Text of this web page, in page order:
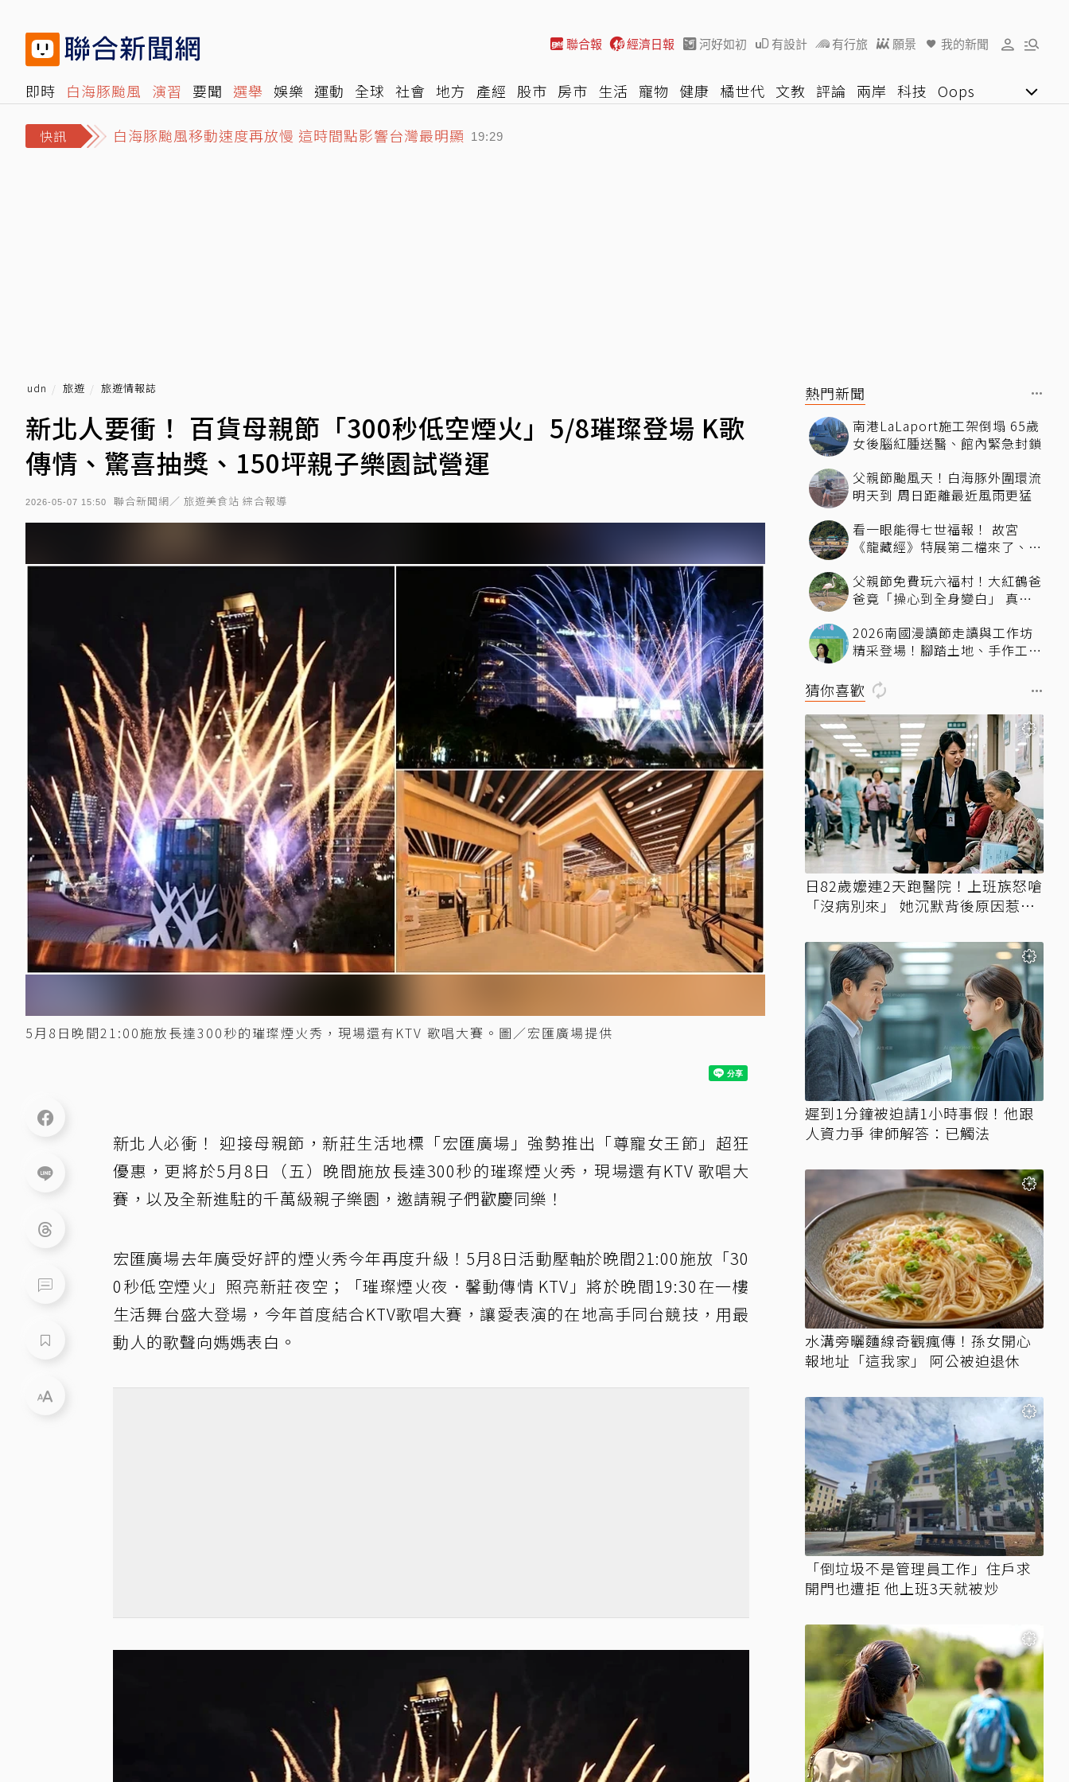
聯合報 經濟日報 河好如初 有設計 有行旅 願景 我的新聞
即時 白海豚颱風 演習 要聞 選舉 娛樂 運動 全球 社會 地方 產經 股市 房市 生活 寵物 健康 橘世代 文教 評論 兩岸 科技 Oops
快訊
白海豚颱風移動速度再放慢 這時間點影響台灣最明顯
郭書瑤認了「有金主」 街頭解放側胸曲線全見客 19:13
udn 旅遊 旅遊情報誌
新北人要衝！ 百貨母親節「300秒低空煙火」5/8璀璨登場 K歌
傳情、驚喜抽獎、150坪親子樂園試營運
2026-05-07 15:50 聯合新聞網／ 旅遊美食站 綜合報導
5月8日晚間21:00施放長達300秒的璀璨煙火秀，現場還有KTV 歌唱大賽。圖／宏匯廣場提供
新北人必衝！ 迎接母親節，新莊生活地標「宏匯廣場」強勢推出「尊寵女王節」超狂
優惠，更將於5月8日（五）晚間施放長達300秒的璀璨煙火秀，現場還有KTV 歌唱大
賽，以及全新進駐的千萬級親子樂園，邀請親子們歡慶同樂！
宏匯廣場去年廣受好評的煙火秀今年再度升級！5月8日活動壓軸於晚間21:00施放「30
0秒低空煙火」照亮新莊夜空；「璀璨煙火夜．馨動傳情 KTV」將於晚間19:30在一樓
生活舞台盛大登場，今年首度結合KTV歌唱大賽，讓愛表演的在地高手同台競技，用最
動人的歌聲向媽媽表白。
熱門新聞
南港LaLaport施工架倒塌 65歲
女後腦紅腫送醫、館內緊急封鎖
父親節颱風天！白海豚外圍環流
明天到 周日距離最近風雨更猛
看一眼能得七世福報！ 故宮
《龍藏經》特展第二檔來了、文
驚：貧窮限制想像
父親節免費玩六福村！大紅鶴爸
爸竟「操心到全身變白」 真相
2026南國漫讀節走讀與工作坊
精采登場！腳踏土地、手作工藝
猜你喜歡
日82歲嬤連2天跑醫院！上班族怒嗆
「沒病別來」 她沉默背後原因惹鼻
遲到1分鐘被迫請1小時事假！他跟
人資力爭 律師解答：已觸法
水溝旁曬麵線奇觀瘋傳！孫女開心
報地址「這我家」 阿公被迫退休
「倒垃圾不是管理員工作」住戶求
開門也遭拒 他上班3天就被炒